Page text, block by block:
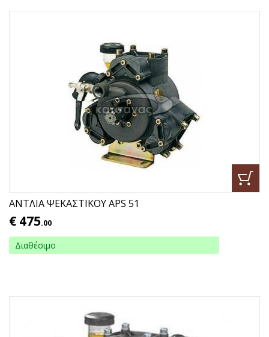
ΑΝΤΛΙΑ ΨΕΚΑΣΤΙΚΟΥ APS 51
€ 475.00
Διαθέσιμο